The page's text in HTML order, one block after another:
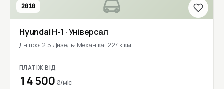
2010
HyundaiH-1 · Універсал
Дніпро 2.5 Дизель Механіка 224к км
ПЛАТІЖ ВІД
14 500 ₴/міс